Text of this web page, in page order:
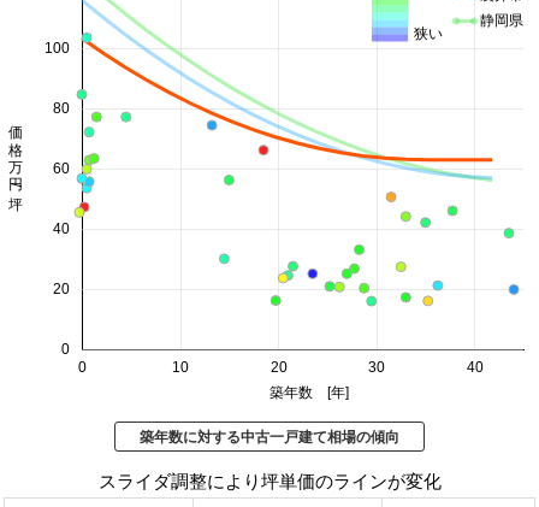
0 10 20 30 40
0
20
40
60
80
100
築年数 [年]
価格 万円/坪
静岡県
狭い
築年数に対する中古一戸建て相場の傾向
スライダ調整により坪単価のラインが変化